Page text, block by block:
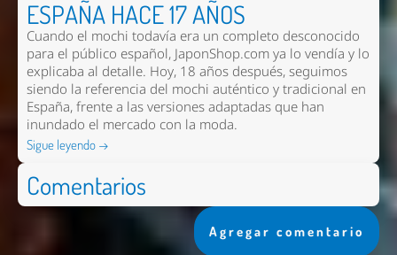
ESPAÑA HACE 17 AÑOS
Cuando el mochi todavía era un completo desconocido
para el público español, JaponShop.com ya lo vendía y lo
explicaba al detalle. Hoy, 18 años después, seguimos
siendo la referencia del mochi auténtico y tradicional en
España, frente a las versiones adaptadas que han
inundado el mercado con la moda.
Sigue leyendo →
Comentarios
Agregar comentario